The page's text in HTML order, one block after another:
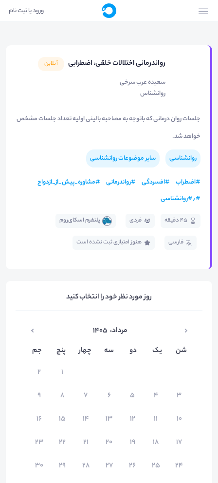
ورود یا ثبت نام
رواندرمانی اختلالات خلقی، اضطرابی آنلاین
سعیده عرب سرخی
روانشناس
جلسات روان درمانی که باتوجه به مصاحبه بالینی اولیه تعداد جلسات مشخص
خواهد شد.
روانشناسی سایر موضوعات روانشناسی
#اضطراب #افسردگی #رواندرمانی #مشاوره_پیش_از_ازدواج
#٫#روانشناسی
45 دقیقه فردی پلتفرم اسکای‌روم
فارسی هنوز امتیازی ثبت نشده است
روز مورد نظر خود را انتخاب کنید
مرداد، ۱۴۰۵
شن
یک دو سه چهار پنج
جم
۱
۲
۳
۴ ۵ ۶ ۷ ۸
۹
۱۰
۱۱ ۱۲ ۱۳ ۱۴ ۱۵
۱۶
۱۷
۱۸ ۱۹ ۲۰ ۲۱ ۲۲
۲۳
۲۴
۲۵ ۲۶ ۲۷ ۲۸ ۲۹
۳۰